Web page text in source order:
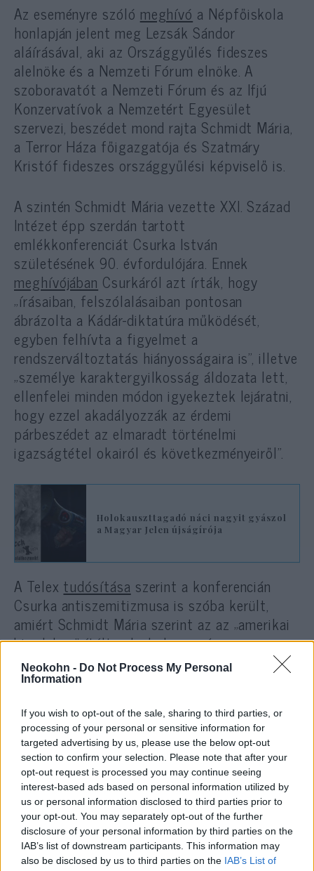
Neokohn - Do Not Process My Personal
Information
If you wish to opt-out of the sale, sharing to third parties, or
processing of your personal or sensitive information for
targeted advertising by us, please use the below opt-out
section to confirm your selection. Please note that after your
opt-out request is processed you may continue seeing
interest-based ads based on personal information utilized by
us or personal information disclosed to third parties prior to
your opt-out. You may separately opt-out of the further
disclosure of your personal information by third parties on the
IAB’s list of downstream participants. This information may
also be disclosed by us to third parties on the IAB’s List of
Az eseményre szóló meghívó a Népfőiskola
honlapján jelent meg Lezsák Sándor
aláírásával, aki az Országgyűlés fideszes
alelnöke és a Nemzeti Fórum elnöke. A
szoboravatót a Nemzeti Fórum és az Ifjú
Konzervatívok a Nemzetért Egyesület
szervezi, beszédet mond rajta Schmidt Mária,
a Terror Háza főigazgatója és Szatmáry
Kristóf fideszes országgyűlési képviselő is.
A szintén Schmidt Mária vezette XXI. Század
Intézet épp szerdán tartott
emlékkonferenciát Csurka István
születésének 90. évfordulójára. Ennek
meghívójában Csurkáról azt írták, hogy
„írásaiban, felszólalásaiban pontosan
ábrázolta a Kádár-diktatúra működését,
egyben felhívta a figyelmet a
rendszerváltoztatás hiányosságaira is”, illetve
„személye karaktergyilkosság áldozata lett,
ellenfelei minden módon igyekeztek lejáratni,
hogy ezzel akadályozzák az érdemi
párbeszédet az elmaradt történelmi
igazságtétel okairól és következményeiről”.
Holokauszttagadó náci nagyit gyászol
a Magyar Jelen újságírója
A Telex tudósítása szerint a konferencián
Csurka antiszemitizmusa is szóba került,
amiért Schmidt Mária szerint az az „amerikai
birodalom” ítélte el, ahol ma már
„kontextusfüggő az antiszemitizmus”. A
portál emlékeztet: Orbán Viktor 1992-ben
kormányzó MDF alelnökeként jelentette meg
Néhány gondolat című eszméjét, amelyben
egyebek mellett arról értekezett, hogy Kádár
idején „a zsidóságnak szava volt, nyílt vagy
rejtett befolyása, ahol meghatározó elem
lehetett”. Kövér László pedig náci
szelleműnek nevezte a tanulmányt, és Antall
Józsefet támadta, amiért nem határolódott el